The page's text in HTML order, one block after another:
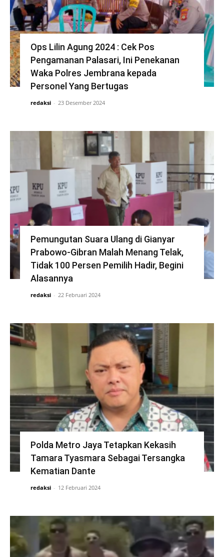
Ops Lilin Agung 2024 : Cek Pos
Pengamanan Palasari, Ini Penekanan
Waka Polres Jembrana kepada
Personel Yang Bertugas
redaksi - 23 Desember 2024
Pemungutan Suara Ulang di Gianyar
Prabowo-Gibran Malah Menang Telak,
Tidak 100 Persen Pemilih Hadir, Begini
Alasannya
redaksi - 22 Februari 2024
Polda Metro Jaya Tetapkan Kekasih
Tamara Tyasmara Sebagai Tersangka
Kematian Dante
redaksi - 12 Februari 2024